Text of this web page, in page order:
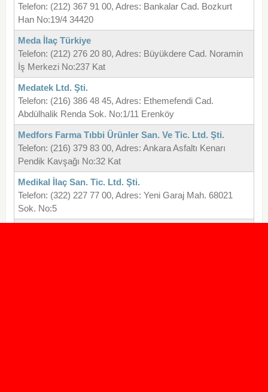
Telefon: (212) 367 91 00, Adres: Bankalar Cad. Bozkurt
Han No:19/4 34420
Meda İlaç Türkiye
Telefon: (212) 276 20 80, Adres: Büyükdere Cad. Noramin
İş Merkezi No:237 Kat
Medatek Ltd. Şti.
Telefon: (216) 386 48 45, Adres: Ethemefendi Cad.
Abdülhalik Renda Sok. No:1/11 Erenköy
Medfors Farma Tıbbi Ürünler San. Ve Tic. Ltd. Şti.
Telefon: (216) 379 83 00, Adres: Ankara Asfaltı Kenarı
Pendik Kavşağı No:32 Kat
Medikal İlaç San. Tic. Ltd. Şti.
Telefon: (322) 227 77 00, Adres: Yeni Garaj Mah. 68021
Sok. No:5